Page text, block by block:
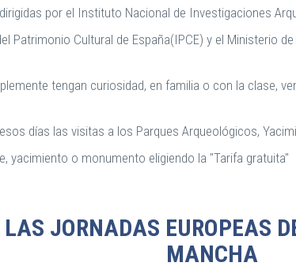
por el Instituto Nacional de Investigaciones
Patrimonio Cultural de España(IPCE) y el Ministerio
tengan curiosidad, en familia o con la clase,
días las visitas a los Parques Arqueológicos,
yacimiento o monumento eligiendo la "Tarifa gratuita"
JORNADAS EUROPEAS
MANCHA